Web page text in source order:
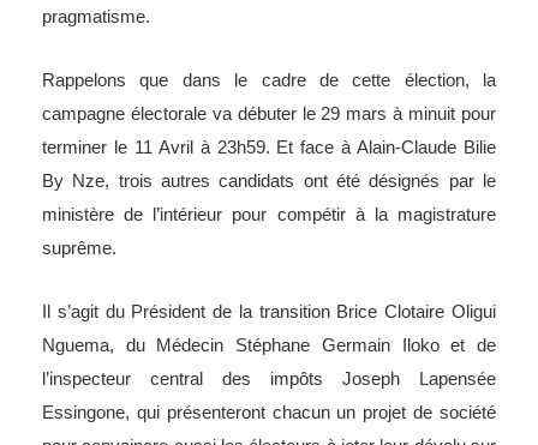
pragmatisme.
Rappelons que dans le cadre de cette élection, la
campagne électorale va débuter le 29 mars à minuit pour
terminer le 11 Avril à 23h59. Et face à Alain-Claude Bilie
By Nze, trois autres candidats ont été désignés par le
ministère de l’intérieur pour compétir à la magistrature
suprême.
Il s’agit du Président de la transition Brice Clotaire Oligui
Nguema, du Médecin Stéphane Germain Iloko et de
l’inspecteur central des impôts Joseph Lapensée
Essingone, qui présenteront chacun un projet de société